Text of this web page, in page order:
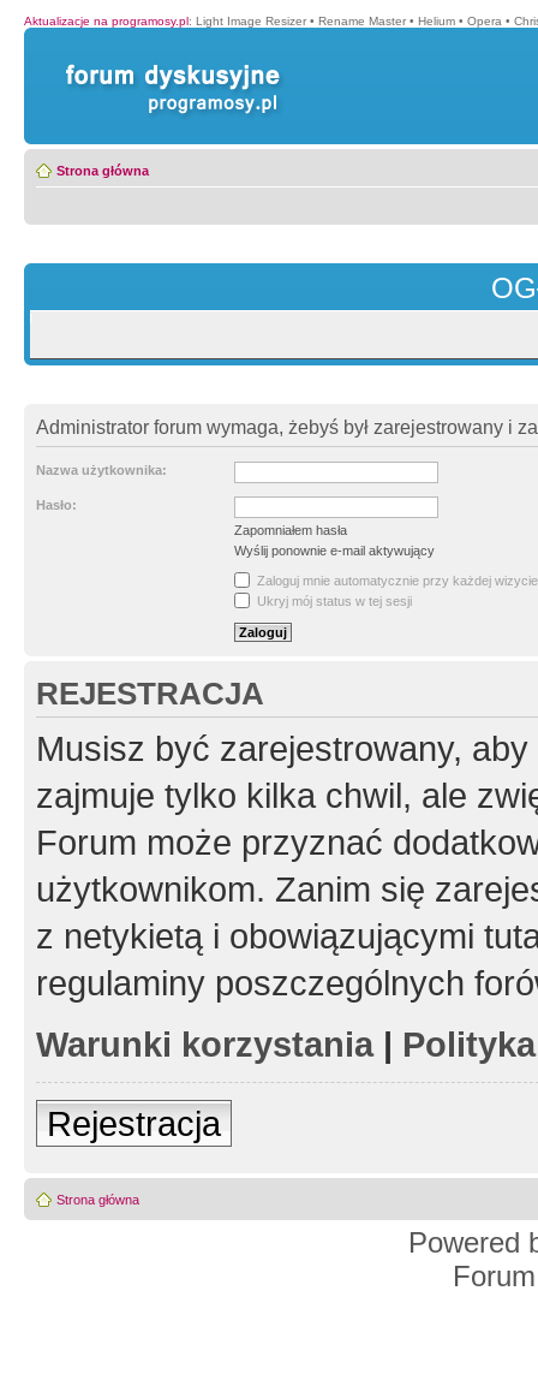
Aktualizacje na programosy.pl: Light Image Resizer • Rename Master • Helium • Opera •
Strona główna
Administrator forum wymaga, żebyś był zarejestrowany i
Nazwa użytkownika:
Hasło:
Zapomniałem hasła
Wyślij ponownie e-mail aktywujący
Zaloguj mnie automatycznie przy każdej wizycie
Ukryj mój status w tej sesji
REJESTRACJA
Musisz być zarejestrowany,
zajmuje tylko kilka chwil, ale
Forum może przyznać
użytkownikom. Zanim się
z netykietą i obowiązującymi
regulaminy poszczególnych
Warunki korzystania|
Rejestracja
Strona główna
Powered